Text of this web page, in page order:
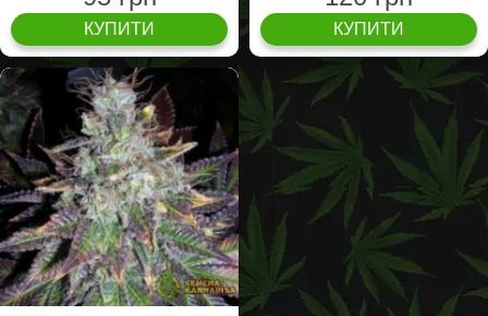
КУПИТИ КУПИТИ